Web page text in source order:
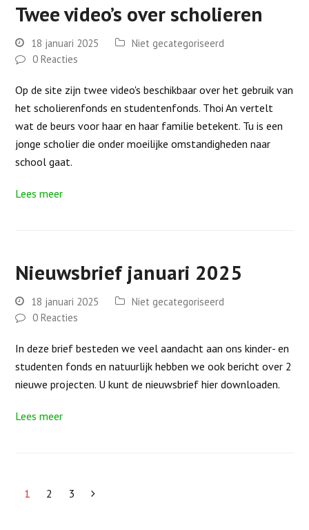
Twee video’s over scholieren
18 januari 2025
Niet gecategoriseerd
0 Reacties
Op de site zijn twee video's beschikbaar over het gebruik van
het scholierenfonds en studentenfonds. Thoi An vertelt
wat de beurs voor haar en haar familie betekent. Tu is een
jonge scholier die onder moeilijke omstandigheden naar
school gaat.
Lees meer
Nieuwsbrief januari 2025
18 januari 2025
Niet gecategoriseerd
0 Reacties
In deze brief besteden we veel aandacht aan ons kinder- en
studenten fonds en natuurlijk hebben we ook bericht over 2
nieuwe projecten. U kunt de nieuwsbrief hier downloaden.
Lees meer
Page
1 Page
2 Page
3 Volgende